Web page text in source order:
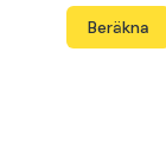
Beräkna